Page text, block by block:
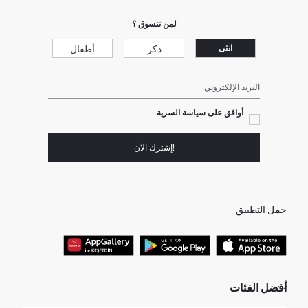
لمن تتسوق ؟
انثى ذكر أطفال
البريد الإلكتروني
أوافق على سياسة السرية
!إشترك الآن
حمل التطبيق
أفضل الفئات